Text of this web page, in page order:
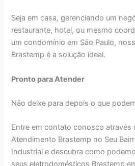
Seja em casa, gerenciando um
restaurante, hotel, ou mesmo
um condomínio em São Paulo,
Brastemp é a solução ideal.
Pronto para Atender
Não deixe para depois o que
Entre em contato conosco através
Atendimento Brastemp no Seu
Industrial e descubra como
seus eletrodomésticos Brastemp